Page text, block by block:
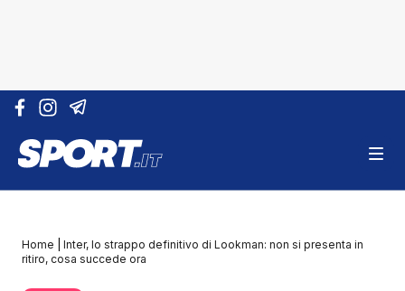
Vai al contenuto
Home
Inter, lo strappo definitivo di Lookman: non si presenta in
ritiro, cosa succede ora